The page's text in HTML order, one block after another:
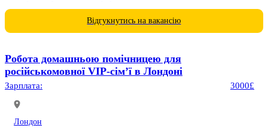
Відгукнутись на вакансію
Робота домашньою помічницею для
російськомовної VIP-сім’ї в Лондоні
Зарплата: 3000£
Лондон